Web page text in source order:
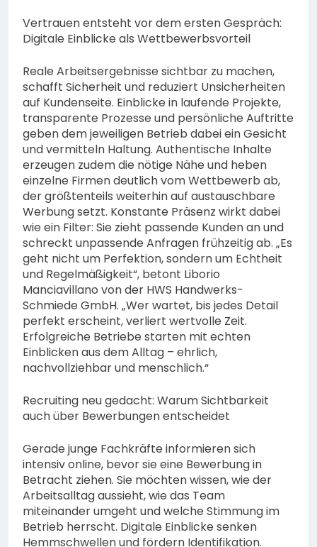
Vertrauen entsteht vor dem ersten Gespräch:
Digitale Einblicke als Wettbewerbsvorteil
Reale Arbeitsergebnisse sichtbar zu machen,
schafft Sicherheit und reduziert Unsicherheiten
auf Kundenseite. Einblicke in laufende Projekte,
transparente Prozesse und persönliche Auftritte
geben dem jeweiligen Betrieb dabei ein Gesicht
und vermitteln Haltung. Authentische Inhalte
erzeugen zudem die nötige Nähe und heben
einzelne Firmen deutlich vom Wettbewerb ab,
der größtenteils weiterhin auf austauschbare
Werbung setzt. Konstante Präsenz wirkt dabei
wie ein Filter: Sie zieht passende Kunden an und
schreckt unpassende Anfragen frühzeitig ab. „Es
geht nicht um Perfektion, sondern um Echtheit
und Regelmäßigkeit“, betont Liborio
Manciavillano von der HWS Handwerks-
Schmiede GmbH. „Wer wartet, bis jedes Detail
perfekt erscheint, verliert wertvolle Zeit.
Erfolgreiche Betriebe starten mit echten
Einblicken aus dem Alltag – ehrlich,
nachvollziehbar und menschlich.“
Recruiting neu gedacht: Warum Sichtbarkeit
auch über Bewerbungen entscheidet
Gerade junge Fachkräfte informieren sich
intensiv online, bevor sie eine Bewerbung in
Betracht ziehen. Sie möchten wissen, wie der
Arbeitsalltag aussieht, wie das Team
miteinander umgeht und welche Stimmung im
Betrieb herrscht. Digitale Einblicke senken
Hemmschwellen und fördern Identifikation.